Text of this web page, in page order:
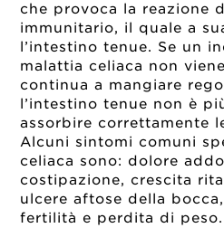
che provoca la reazione
immunitario, il quale a
l’intestino tenue. Se un
malattia celiaca non
continua a mangiare
l’intestino tenue non è
assorbire correttamente
Alcuni sintomi comuni
celiaca sono: dolore
costipazione, crescita
ulcere aftose della
fertilità e perdita di